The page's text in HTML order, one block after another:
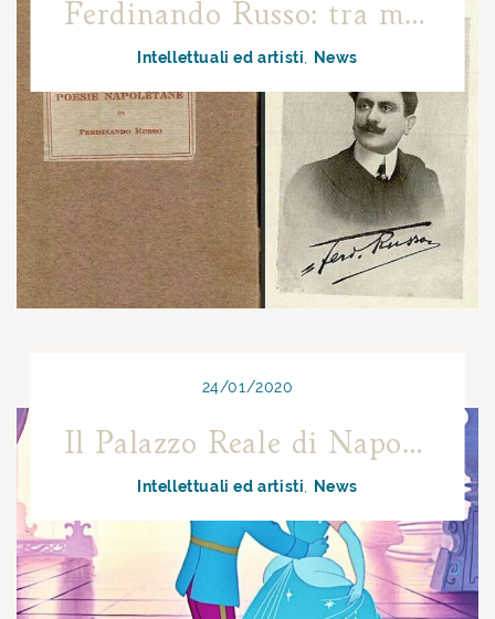
Ferdinando Russo: tra musica e poesia
Intellettuali ed artisti News
24/01/2020
Il Palazzo Reale di Napoli: dove la Gatta Cenerentola perse la scarpetta
Intellettuali ed artisti News